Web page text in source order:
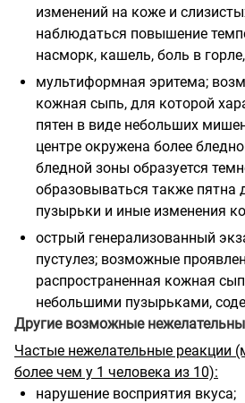
изменений на коже и
наблюдаться повышение
насморк, кашель, боль в
мультиформная эритема;
кожная сыпь, для которой
пятен в виде небольших
центре окружена более
бледной зоны образуется
образовываться также пятна
пузырьки и иные изменения
острый генерализованный
пустулез; возможные
распространенная кожная
небольшими пузырьками,
Другие возможные
Частые нежелательные реакции
более чем у 1 человека из 10):
нарушение восприятия вкуса;